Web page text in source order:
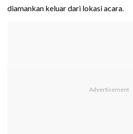
diamankan keluar dari lokasi acara.